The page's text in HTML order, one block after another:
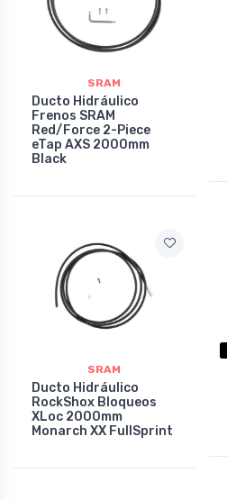
SRAM
Ducto Hidráulico
Frenos SRAM
Red/Force 2-Piece
eTap AXS 2000mm
Black
SRAM
Ducto Hidráulico
RockShox Bloqueos
XLoc 2000mm
Monarch XX FullSprint